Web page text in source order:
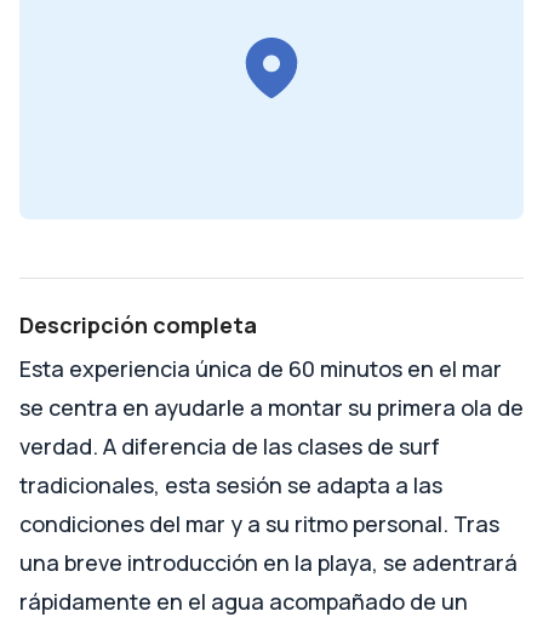
Descripción completa
Esta experiencia única de 60 minutos en el mar
se centra en ayudarle a montar su primera ola de
verdad. A diferencia de las clases de surf
tradicionales, esta sesión se adapta a las
condiciones del mar y a su ritmo personal. Tras
una breve introducción en la playa, se adentrará
rápidamente en el agua acompañado de un